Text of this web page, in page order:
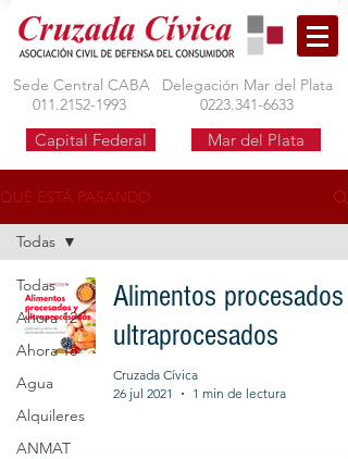
Sede Central CABA
011.2152-1993
Delegación Mar del Plata
0223.341-6633
Capital Federal Mar del Plata
QUÉ ESTÁ PASANDO
Todas
Ahora 12
Ahora 18
Agua
Alquileres
ANMAT
Todas
Alimentos procesados y
ultraprocesados
Cruzada Cívica
26 jul 2021
1 min de lectura